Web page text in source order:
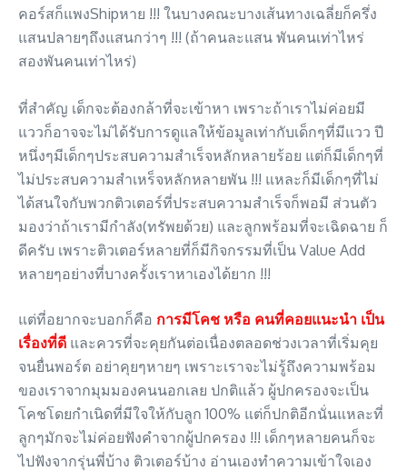
คอร์สก็แพงShipหาย !!! ในบางคณะบางเส้นทางเฉลี่ยก็ครึ่ง
แสนปลายๆถึงแสนกว่าๆ !!! (ถ้าคนละแสน พันคนเท่าไหร่
สองพันคนเท่าไหร่)
ที่สำคัญ เด็กจะต้องกล้าที่จะเข้าหา เพราะถ้าเราไม่ค่อยมี
แววก็อาจจะไม่ได้รับการดูแลให้ข้อมูลเท่ากับเด็กๆที่มีแวว ปี
หนึ่งๆมีเด็กๆประสบความสำเร็จหลักหลายร้อย แต่ก็มีเด็กๆที่
ไม่ประสบความสำเหร็จหลักหลายพัน !!! แหละก็มีเด็กๆที่ไม่
ได้สนใจกับพวกติวเตอร์ที่ประสบความสำเร็จก็พอมี ส่วนตัว
มองว่าถ้าเรามีกำลัง(ทรัพยด้วย) และลูกพร้อมที่จะเฉิดฉาย ก็
ดีครับ เพราะติวเตอร์หลายที่ก็มีกิจกรรมที่เป็น Value Add
หลายๆอย่างที่บางครั้งเราหาเองได้ยาก !!!
แต่ที่อยากจะบอกก็คือ การมีโคช หรือ คนที่คอยแนะนำ เป็น
เรื่องที่ดี และควรที่จะคุยกันต่อเนื่องตลอดช่วงเวลาที่เริ่มคุย
จนยื่นพอร์ต อย่าคุยๆหายๆ เพราะเราจะไม่รู้ถึงความพร้อม
ของเราจากมุมมองคนนอกเลย ปกติแล้ว ผู้ปกครองจะเป็น
โคชโดยกำเนิดที่มีใจให้กับลูก 100% แต่ก็ปกติอีกนั่นแหละที่
ลูกๆมักจะไม่ค่อยฟังคำจากผู้ปกครอง !!! เด็กๆหลายคนก็จะ
ไปฟังจากรุ่นพี่บ้าง ติวเตอร์บ้าง อ่านเองทำความเข้าใจเอง